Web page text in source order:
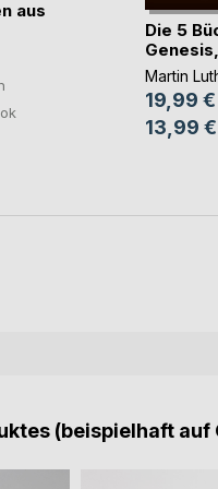
aus
Die 5
Martin
19,99 €
13,99 €
(beispielhaft